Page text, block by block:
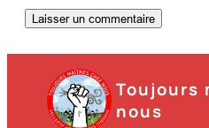
Toujours
nous